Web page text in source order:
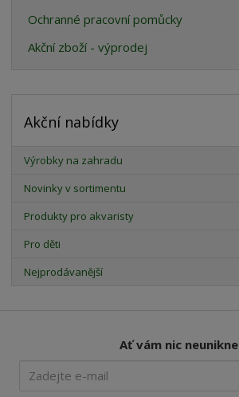
Ochranné pracovní pomůcky
Akční zboží - výprodej
Akční nabídky
Výrobky na zahradu
Novinky v sortimentu
Produkty pro akvaristy
Pro děti
Nejprodávanější
Ať vám nic neunikne